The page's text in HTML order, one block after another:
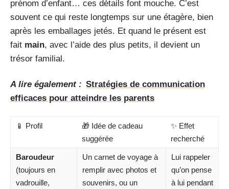
prénom d’enfant… ces détails font mouche. C’est
souvent ce qui reste longtemps sur une étagère, bien
après les emballages jetés. Et quand le présent est
fait main, avec l’aide des plus petits, il devient un
trésor familial.
A lire également : Stratégies de communication
efficaces pour atteindre les parents
📱 Profil
🎁 Idée de cadeau
suggérée
✨ Effet
recherché
Baroudeur
(toujours en
vadrouille,
Un carnet de voyage à
remplir avec photos et
souvenirs, ou un
Lui rappeler
qu’on pense
à lui pendant